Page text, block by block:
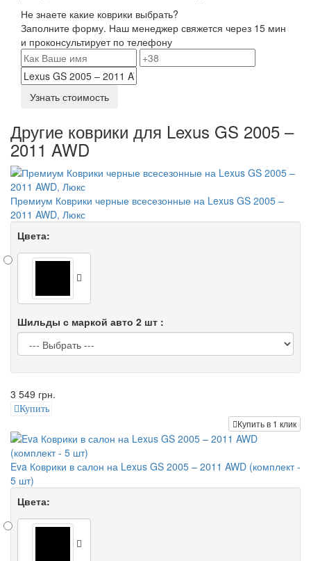
Не знаете какие коврики выбрать?
Заполните форму. Наш менеджер свяжется через 15 мин
и проконсультирует по телефону
Узнать стоимость
Другие коврики для Lexus GS 2005 –
2011 AWD
Премиум Коврики черные всесезонные на Lexus GS 2005 –
2011 AWD, Люкс
Цвета:
Шильды с маркой авто 2 шт :
3 549 грн.
Купить
Купить в 1 клик
Eva Коврики в салон на Lexus GS 2005 – 2011 AWD (комплект -
5 шт)
Цвета: